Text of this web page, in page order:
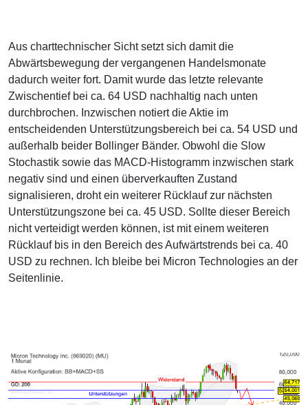
Aus charttechnischer Sicht setzt sich damit die
Abwärtsbewegung der vergangenen Handelsmonate
dadurch weiter fort. Damit wurde das letzte relevante
Zwischentief bei ca. 64 USD nachhaltig nach unten
durchbrochen. Inzwischen notiert die Aktie im
entscheidenden Unterstützungsbereich bei ca. 54 USD und
außerhalb beider Bollinger Bänder. Obwohl die Slow
Stochastik sowie das MACD-Histogramm inzwischen stark
negativ sind und einen überverkauften Zustand
signalisieren, droht ein weiterer Rücklauf zur nächsten
Unterstützungszone bei ca. 45 USD. Sollte dieser Bereich
nicht verteidigt werden können, ist mit einem weiteren
Rücklauf bis in den Bereich des Aufwärtstrends bei ca. 40
USD zu rechnen. Ich bleibe bei Micron Technologies an der
Seitenlinie.